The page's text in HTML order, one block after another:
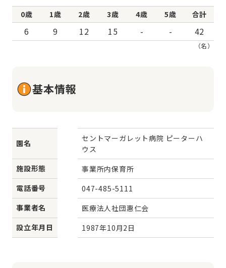
0歳 1歳 2歳 3歳 4歳 5歳 合計
6 9 12 15 - - 42
（名）
基本情報
園名
セントマーガレット病院 ピーターハ
ウス
施設形態
事業所内保育所
電話番号
047-485-5111
事業者名
医療法人社団惠仁会
設立年月日
1987年10月2日